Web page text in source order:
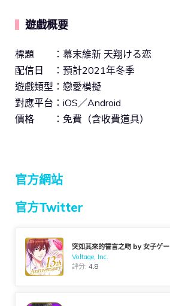
遊戲概要
標題 ：幕末維新 天翔ける恋
配信日 ：預計2021年冬季
遊戲類型：戀愛模擬
對應平台：iOS／Android
價格 ：免費（含收費道具）
官方網站
官方Twitter
突如其來的誓言之吻 by 女子ゲー
Voltage, Inc.
評分:4.8